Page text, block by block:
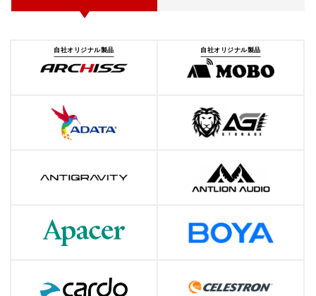
自社オリジナル製品 自社オリジナル製品